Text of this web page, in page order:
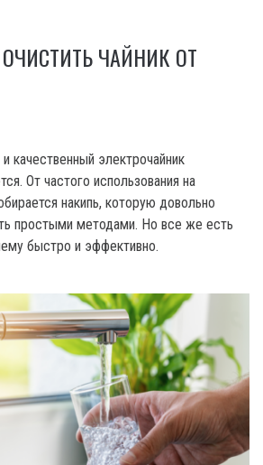
ЧАЙНИК ОТ
качественный электрочайник
От частого использования на
накипь, которую довольно
простыми методами. Но все же есть
быстро и эффективно.